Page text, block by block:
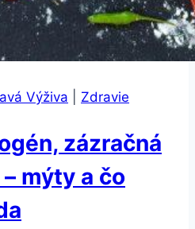
Výživa Zdravie
zázračná
mýty a čo